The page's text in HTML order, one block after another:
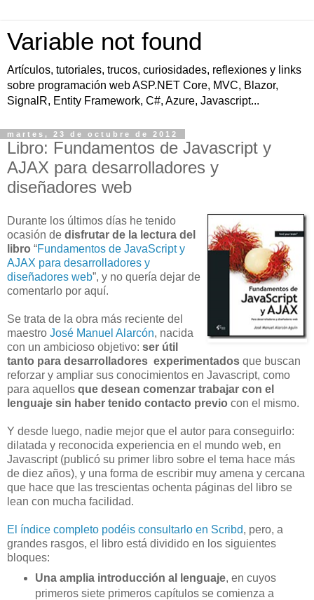
Variable not found
Artículos, tutoriales, trucos, curiosidades, reflexiones y links
sobre programación web ASP.NET Core, MVC, Blazor,
SignalR, Entity Framework, C#, Azure, Javascript...
martes, 23 de octubre de 2012
Libro: Fundamentos de Javascript y
AJAX para desarrolladores y
diseñadores web
Durante los últimos días he tenido
ocasión de disfrutar de la lectura del
libro “Fundamentos de JavaScript y
AJAX para desarrolladores y
diseñadores web”, y no quería dejar de
comentarlo por aquí.
Se trata de la obra más reciente del
maestro José Manuel Alarcón, nacida
con un ambicioso objetivo: ser útil
tanto para desarrolladores experimentados que buscan
reforzar y ampliar sus conocimientos en Javascript, como
para aquellos que desean comenzar trabajar con el
lenguaje sin haber tenido contacto previo con el mismo.
Y desde luego, nadie mejor que el autor para conseguirlo:
dilatada y reconocida experiencia en el mundo web, en
Javascript (publicó su primer libro sobre el tema hace más
de diez años), y una forma de escribir muy amena y cercana
que hace que las trescientas ochenta páginas del libro se
lean con mucha facilidad.
El índice completo podéis consultarlo en Scribd, pero, a
grandes rasgos, el libro está dividido en los siguientes
bloques:
Una amplia introducción al lenguaje, en cuyos
primeros siete primeros capítulos se comienza a